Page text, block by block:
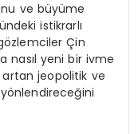
ve büyüme
istikrarlı
Çin
nasıl yeni bir ivme
artan jeopolitik ve
yönlendireceğini